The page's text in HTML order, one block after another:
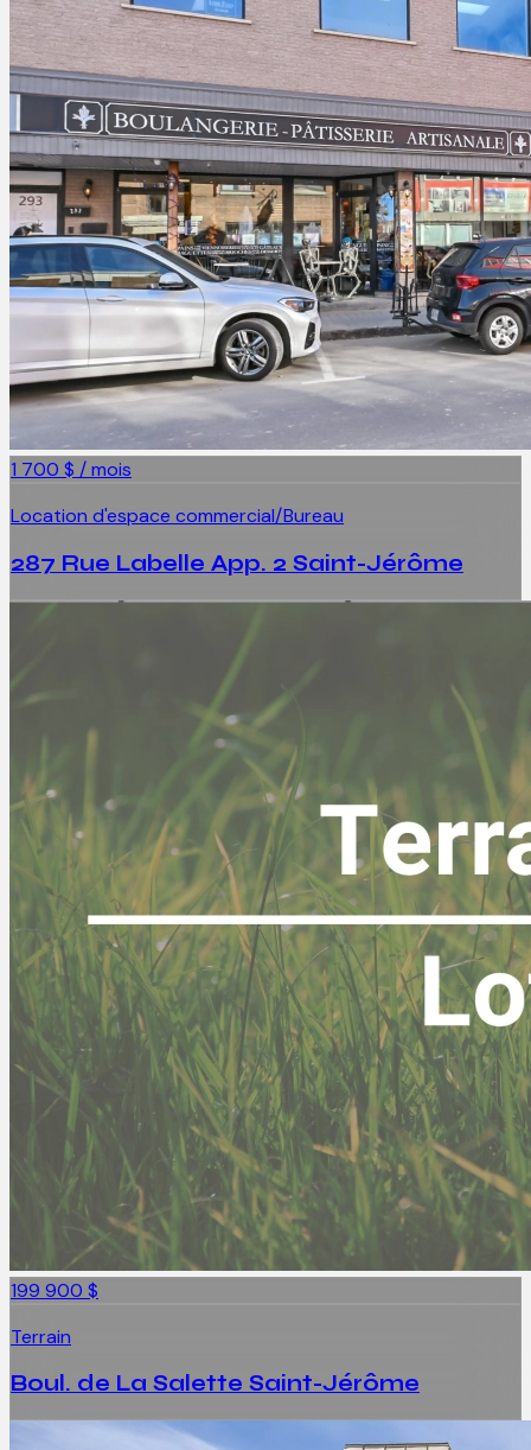
1 700 $ / mois
Location d'espace commercial/Bureau
287 Rue Labelle App. 2 Saint-Jérôme
199 900 $
Terrain
Boul. de La Salette Saint-Jérôme